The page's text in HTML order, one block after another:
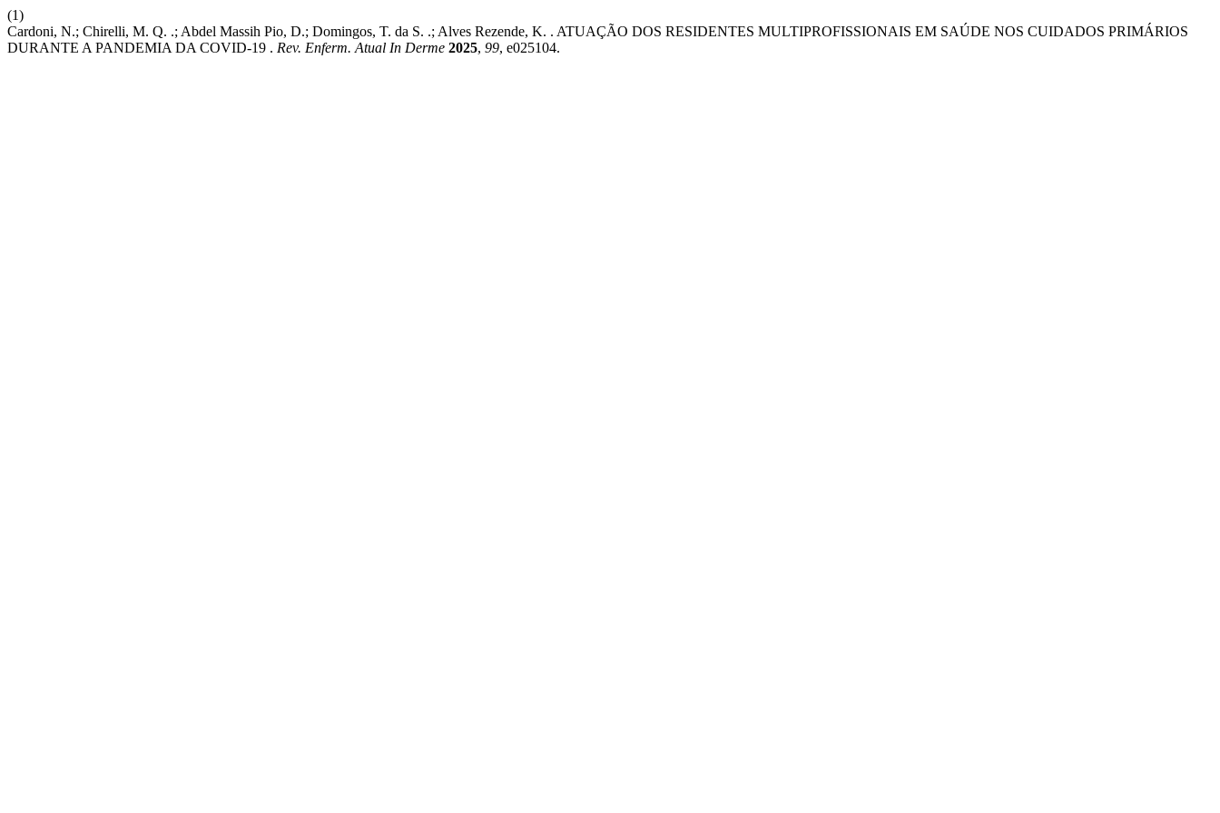
(1)
Cardoni, N.; Chirelli, M. Q. .; Abdel Massih Pio, D.; Domingos, T. da S. .; Alves Rezende, K. . ATUAÇÃO DOS RESIDENTES MULTIPROFISSIONAIS EM SAÚDE NOS CUIDADOS PRIMÁRIOS
DURANTE A PANDEMIA DA COVID-19 . Rev. Enferm. Atual In Derme 2025, 99, e025104.